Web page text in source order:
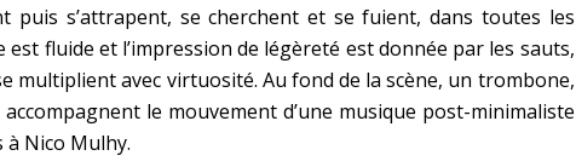
puis s’attrapent, se cherchent et se fuient, dans toutes les
fluide et l’impression de légèreté est donnée par les sauts,
multiplient avec virtuosité. Au fond de la scène, un trombone,
le mouvement d’une musique post-minimaliste
Nico Mulhy.